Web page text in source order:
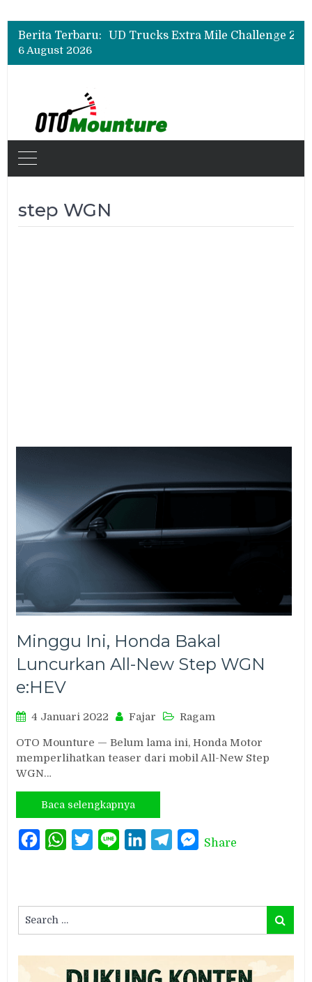
Berita Terbaru:
6 August 2026
step WGN
Minggu Ini, Honda Bakal
Luncurkan All-New Step WGN
e:HEV
4 Januari 2022 Fajar Ragam
OTO Mounture — Belum lama ini, Honda Motor
memperlihatkan teaser dari mobil All-New Step
WGN…
Baca selengkapnya
FacebookWhatsAppTwitterLine LinkedInTelegramMessenger
Share
for:
Search